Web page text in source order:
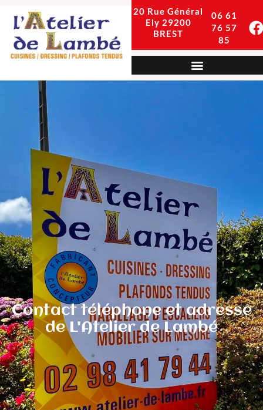
20 Rue Général
Ely 29200
BREST
06 61
76 57
85
Contact téléphone et adresse
de L'Atelier de Lambé